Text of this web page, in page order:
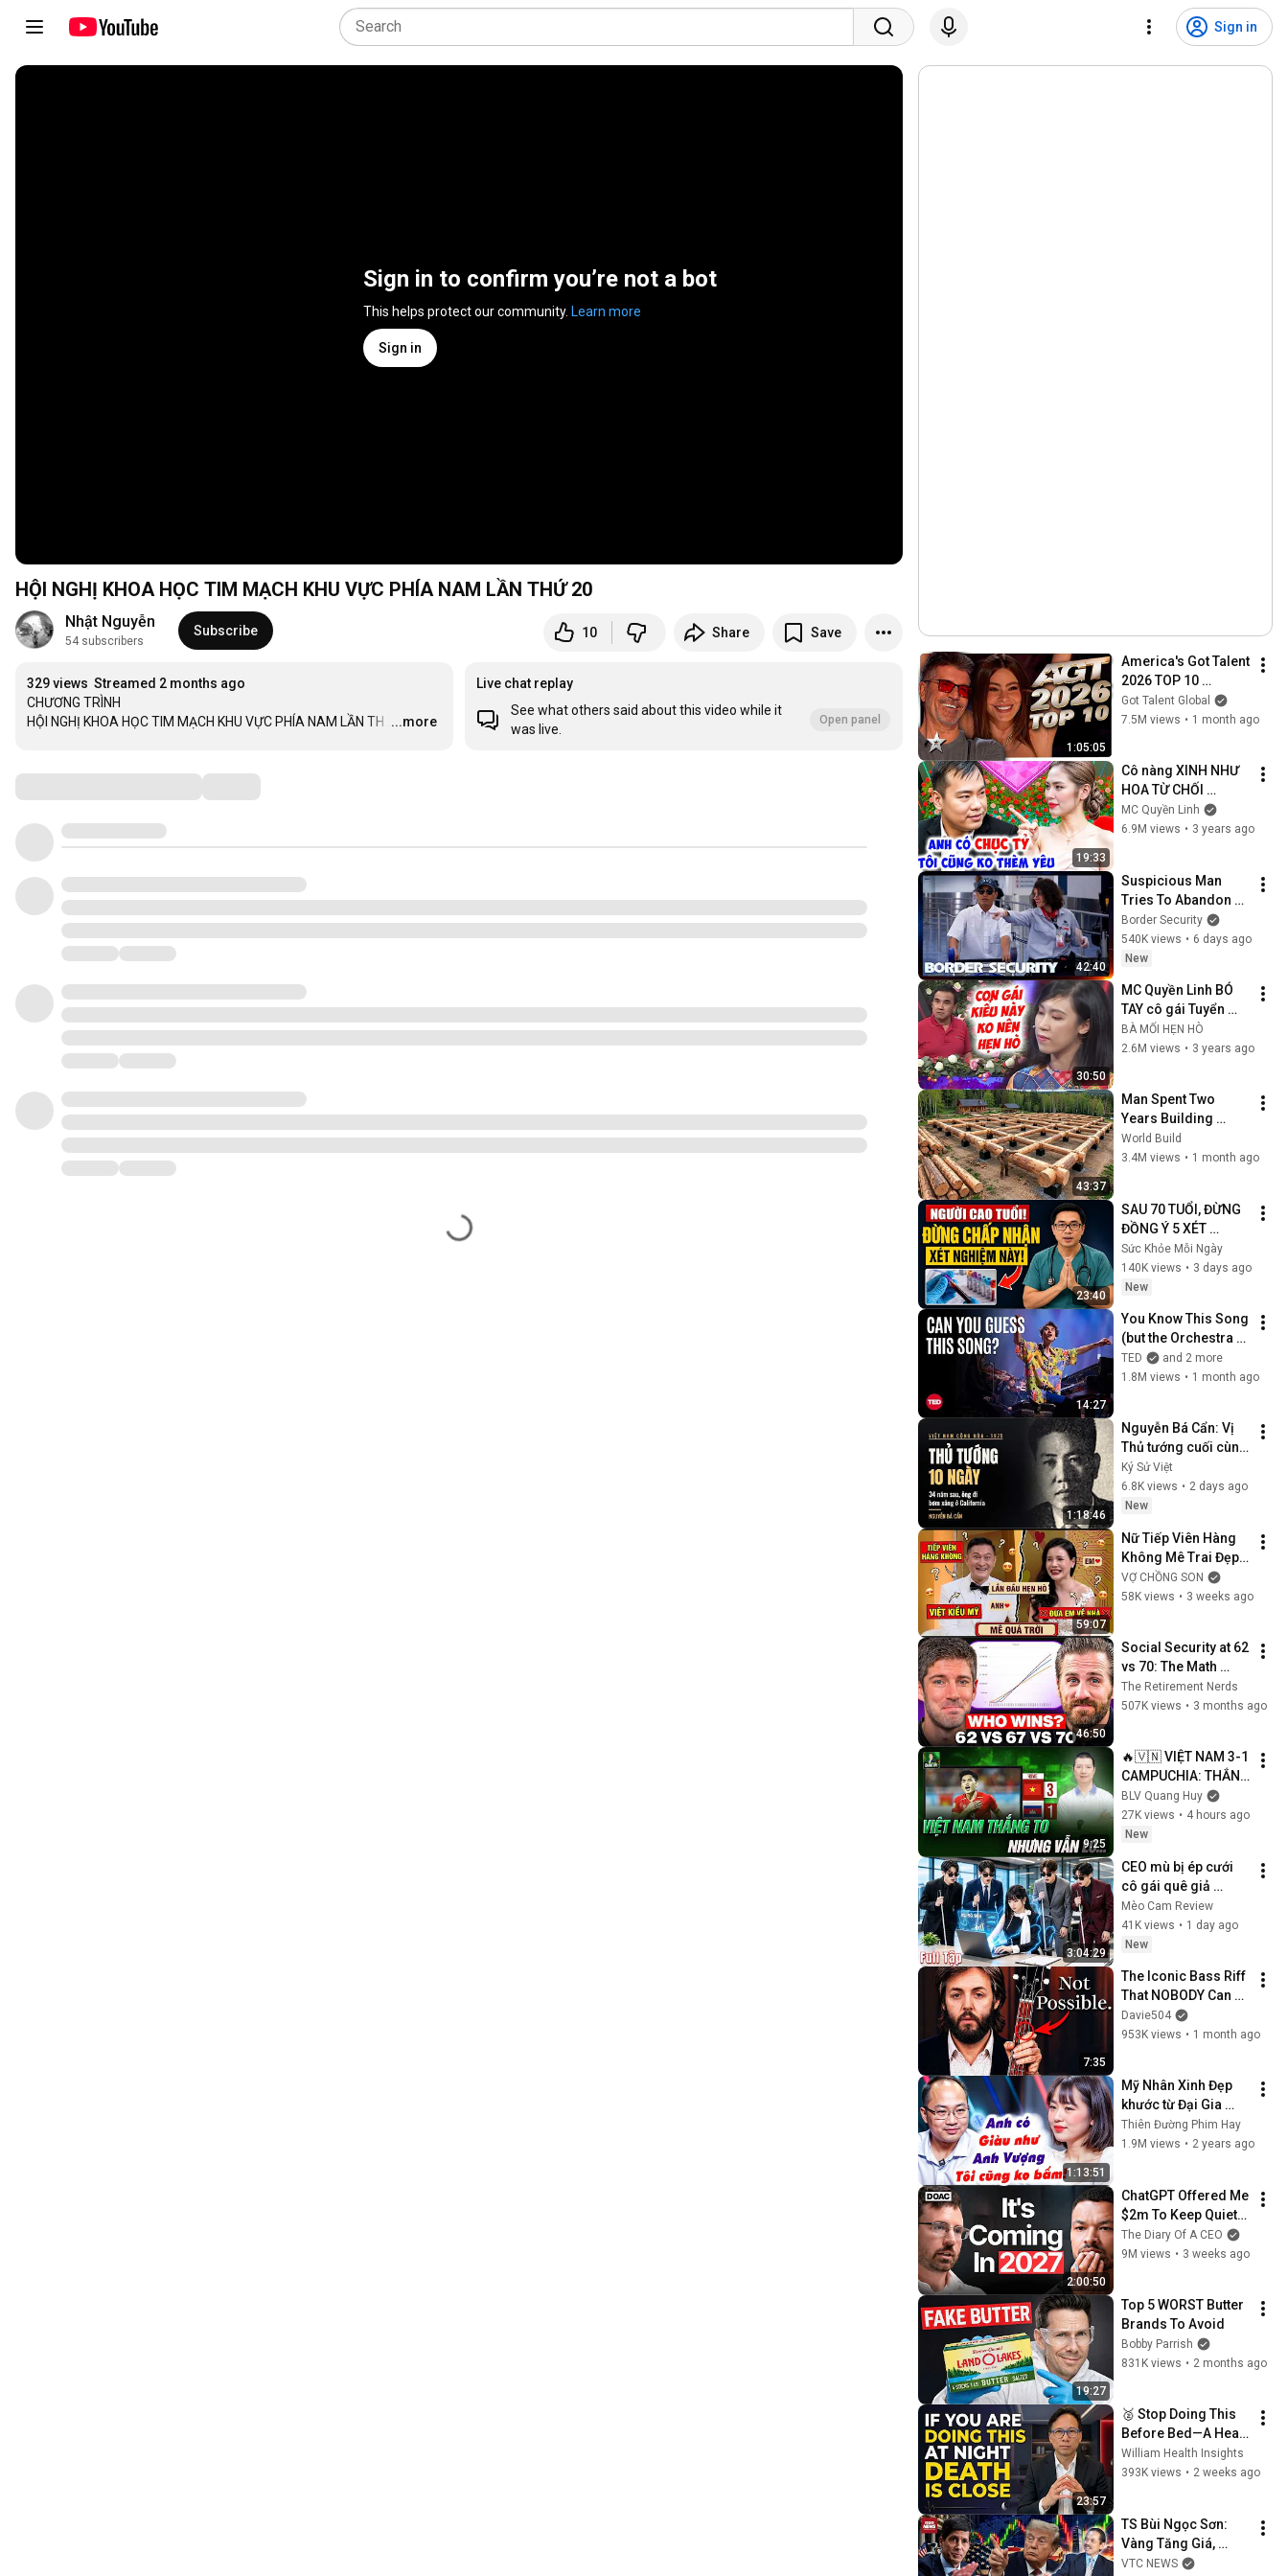
Sign in
Sign in to confirm you’re not a bot
This helps protect our community. Learn more
Sign in
HỘI NGHỊ KHOA HỌC TIM MẠCH KHU VỰC PHÍA NAM LẦN THỨ 20
Nhật Nguyễn
54 subscribers
Subscribe 10 Share Save
329 views Streamed 2 months ago
CHƯƠNG TRÌNH
HỘI NGHỊ KHOA HỌC TIM MẠCH KHU VỰC PHÍA NAM LẦN TH
…...more
Live chat replay
See what others said about this video while it
was live.
Open panel
1:05:05
America's Got Talent
2026 TOP 10
Auditions So Far!
Got Talent Global
7.5M views • 1 month ago
19:33
Cô nàng XINH NHƯ
HOA TỪ CHỐI
THẲNG anh chàng
GIÀU KẾT XÙ có
MC Quyền Linh
6.9M views • 3 years ago
42:40
Suspicious Man
Tries To Abandon
His Bags At The
Border | DOUBLE
EPISODE | Border
Border Security
540K views • 6 days ago
New
30:50
MC Quyền Linh BÓ
TAY cô gái Tuyển
chồng bằng 9 câu
hỏi và cái kết Không
BÀ MỐI HẸN HÒ
2.6M views • 3 years ago
43:37
Man Spent Two
Years Building
HUGE Wooden
House for his
@bjornbrenton
World Build
3.4M views • 1 month ago
23:40
SAU 70 TUỔI, ĐỪNG
ĐỒNG Ý 5 XÉT
NGHIỆM NÀY TRƯỚC
KHI XEM VIDEO NÀY
Sức Khỏe Mỗi Ngày
140K views • 3 days ago
New
14:27
You Know This Song
(but the Orchestra
Doesn’t) | Jacob
Collier & VSO
TED
and 2 more
1.8M views • 1 month ago
1:18:46
Nguyễn Bá Cẩn: Vị
Thủ tướng cuối cùng
của VNCH và 34 năm
làm một công chức
ở California
Ký Sử Việt
6.8K views • 2 days ago
New
59:07
Nữ Tiếp Viên Hàng
Không Mê Trai Đẹp
Là Việt Kiều Mỹ Mới
Yêu Đưa Luôn Về
VỢ CHỒNG SON
58K views • 3 weeks ago
46:50
Social Security at 62
vs 70: The Math
Everyone Gets
Wrong
The Retirement Nerds
507K views • 3 months ago
9:25
🔥🇻🇳 VIỆT NAM 3-1
CAMPUCHIA: THẮNG
TO NHƯNG VẪN LO,
THẦY TRÒ ÔNG KIM
CẦN THAY ĐỔI GÌ ở
BLV Quang Huy
27K views • 4 hours ago
New
3:04:29
CEO mù bị ép cưới
cô gái quê giả
khùng, nào ngờ cô
ấy là " Thiên Tài
Chứng Khoán " cướp
Mèo Cam Review
41K views • 1 day ago
New
7:35
The Iconic Bass Riff
That NOBODY Can
Play
Davie504
953K views • 1 month ago
1:13:51
Mỹ Nhân Xinh Đẹp
khước từ Đại Gia
Nhiều Tiền vì lý do
khó hiểu đến Quyền
Thiên Đường Phim Hay
1.9M views • 2 years ago
2:00:50
ChatGPT Offered Me
$2m To Keep Quiet:
No One Is Ready For
What's Coming!
The Diary Of A CEO
9M views • 3 weeks ago
19:27
Top 5 WORST Butter
Brands To Avoid
Bobby Parrish
831K views • 2 months ago
23:57
🥈 Stop Doing This
Before Bed—A Heart
Doctor Explains Why
William Health Insights
393K views • 2 weeks ago
TS Bùi Ngọc Sơn:
Vàng Tăng Giá,
Chứng Khoán Giảm,
VTC NEWS